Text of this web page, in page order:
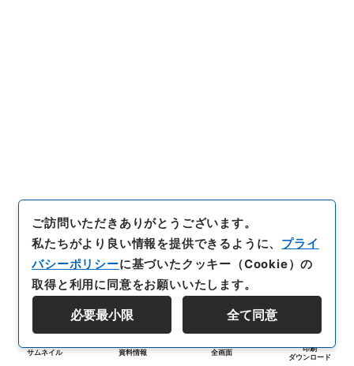
サムネイル 資料情報 全画面
印刷
ダウンロード
ご訪問いただきありがとうございます。
私たちがより良い情報を提供できるように、 プライ
バシーポリシーに基づいたクッキー（Cookie）の
取得と利用に同意をお願いいたします。
必要最小限 全て同意